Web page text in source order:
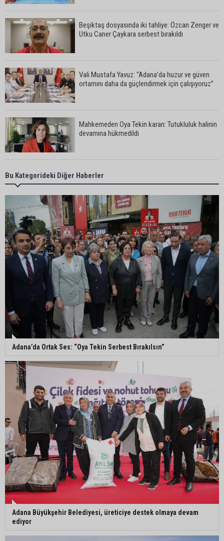
Beşiktaş dosyasında iki tahliye: Özcan Zenger ve
Utku Caner Çaykara serbest bırakıldı
Vali Mustafa Yavuz: “Adana’da huzur ve güven
ortamını daha da güçlendirmek için çalışıyoruz”
Mahkemeden Oya Tekin kararı: Tutukluluk halinin
devamına hükmedildi
Adana’da taziye evinde silahlı kavga kamerada:
Çok sayıda polis ekibi olay yerine sevk edildi
Adana’da parktaki OED cihazını çalan şüpheli
tutuklandı
Seyhan’da fırın ve pastanelere hijyen denetimi
gerçekleştirildi
Eski polis memuru Ergün Karakaya’nın
öldürüldüğü silahlı kavganın görüntüleri ortaya
çıktı
İmamoğlu’nda hijyen ve etiket kontrolü
Mustafa Özkan: "Yüreğir Belediye Başkan
Vekilliği seçimine ilişkin hukuki süreç başlatıldı"
Bu Kategorideki Diğer Haberler
Adana’da Ortak Ses: “Oya Tekin Serbest Bırakılsın”
Adana Büyükşehir Belediyesi, üreticiye destek olmaya devam
ediyor